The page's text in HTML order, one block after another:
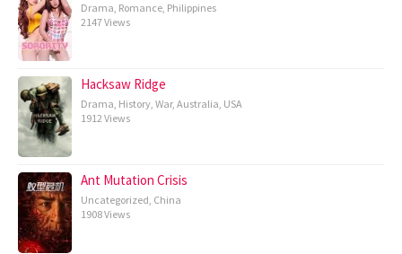
Drama, Romance, Philippines
2147 Views
Hacksaw Ridge
Drama, History, War, Australia, USA
1912 Views
Ant Mutation Crisis
Uncategorized, China
1908 Views